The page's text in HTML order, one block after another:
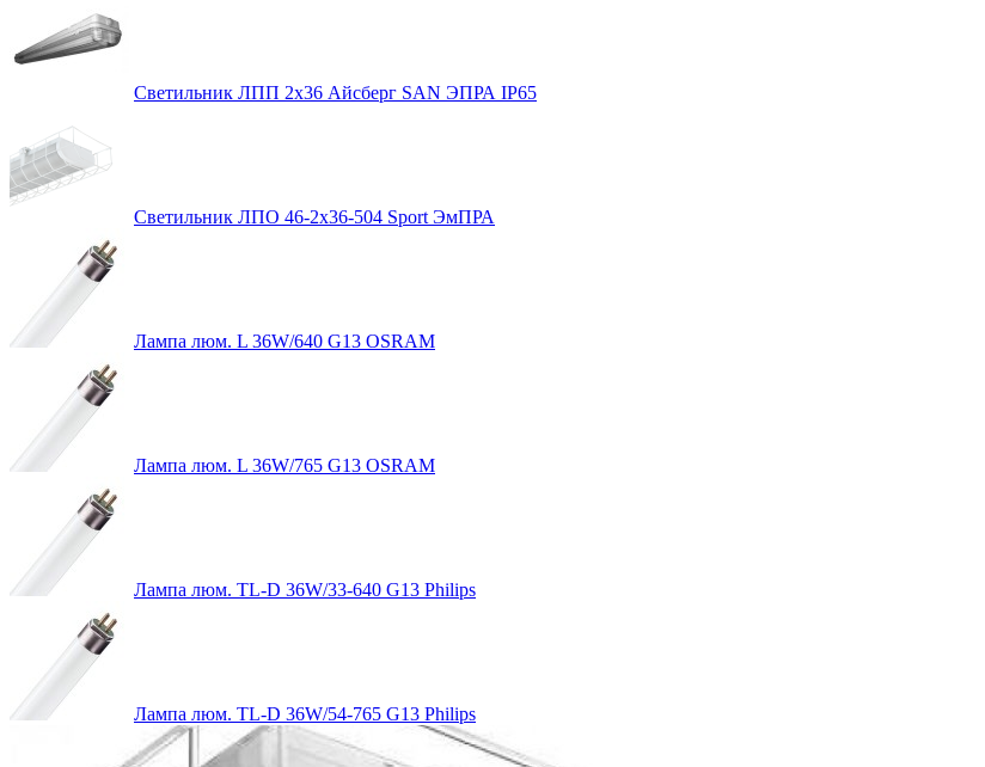
Светильник ЛПП 2х36 Айсберг SAN ЭПРА IP65
Светильник ЛПО 46-2х36-504 Sport ЭмПРА
Лампа люм. L 36W/640 G13 OSRAM
Лампа люм. L 36W/765 G13 OSRAM
Лампа люм. TL-D 36W/33-640 G13 Philips
Лампа люм. TL-D 36W/54-765 G13 Philips